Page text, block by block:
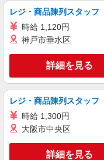
キープ
アルバイト パート
日研トータルソーシング
ス【看護助手】
看護
時
幅は経
神
キープ
レジ・商品陳列スタッフ
時給 1,120円
神戸市垂水区
詳細を見る
レジ・商品陳列スタッフ
時給 1,300円
大阪市中央区
詳細を見る